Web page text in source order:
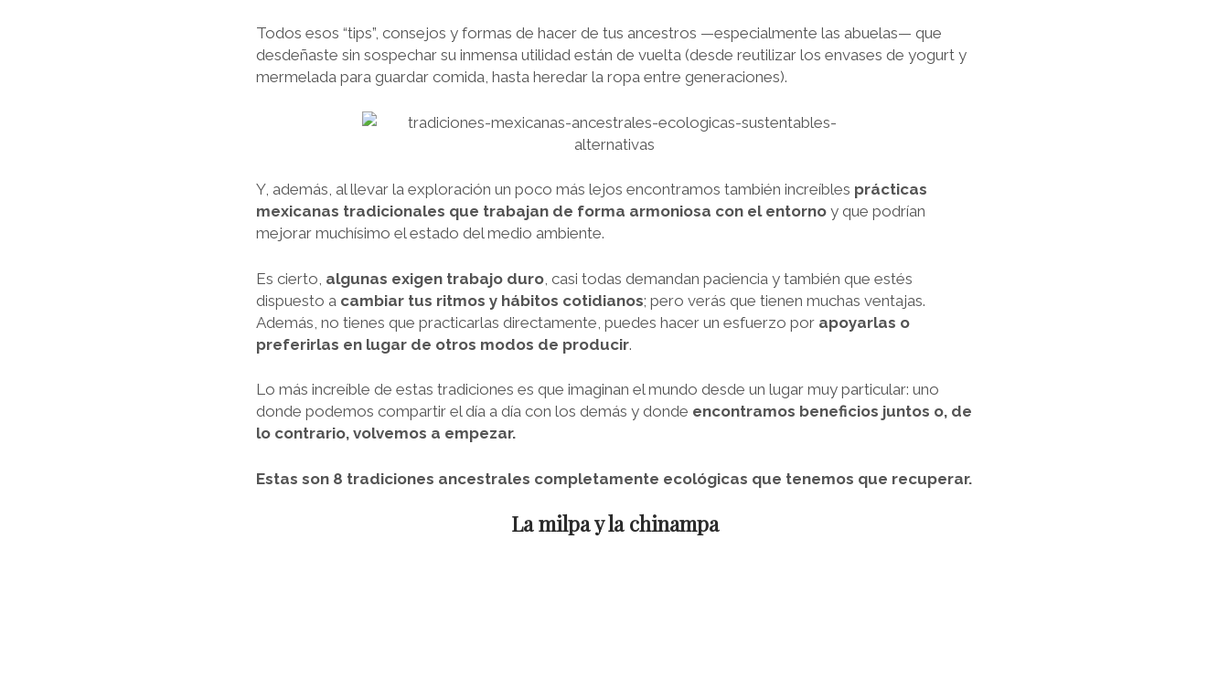
Todos esos “tips”, consejos y formas de hacer de tus ancestros —especialmente las abuelas— que
desdeñaste sin sospechar su inmensa utilidad están de vuelta (desde reutilizar los envases de yogurt y
mermelada para guardar comida, hasta heredar la ropa entre generaciones).
Y, además, al llevar la exploración un poco más lejos encontramos también increíbles prácticas
mexicanas tradicionales que trabajan de forma armoniosa con el entornoy que podrían
mejorar muchísimo el estado del medio ambiente.
Es cierto, algunas exigen trabajo duro, casi todas demandan paciencia y también que estés
dispuesto a cambiar tus ritmos y hábitos cotidianos; pero verás que tienen muchas ventajas.
Además, no tienes que practicarlas directamente, puedes hacer un esfuerzo por apoyarlas o
preferirlas en lugar de otros modos de producir.
Lo más increíble de estas tradiciones es que imaginan el mundo desde un lugar muy particular: uno
donde podemos compartir el día a día con los demás y donde encontramos beneficios juntos o, de
lo contrario, volvemos a empezar.
Estas son 8 tradiciones ancestrales completamente ecológicas que tenemos que recuperar.
La milpa y la chinampa